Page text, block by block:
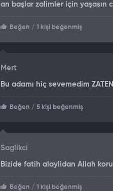
an başlar zalimler için yaşasın
Beğen / 1 kişi beğenmiş
Mert
Bu adamı hiç sevemedim ZATEN
Beğen / 5 kişi beğenmiş
Saglikci
Bizide fatih alaylidan Allah
Beğen / 1 kişi beğenmiş